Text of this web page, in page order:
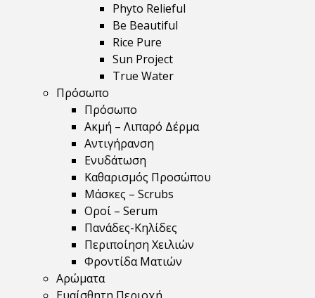
Phyto Relieful
Be Beautiful
Rice Pure
Sun Project
True Water
Πρόσωπο
Πρόσωπο
Ακμή – Λιπαρό Δέρμα
Αντιγήρανση
Ενυδάτωση
Καθαρισμός Προσώπου
Μάσκες – Scrubs
Οροί – Serum
Πανάδες-Κηλίδες
Περιποίηση Χειλιών
Φροντίδα Ματιών
Αρώματα